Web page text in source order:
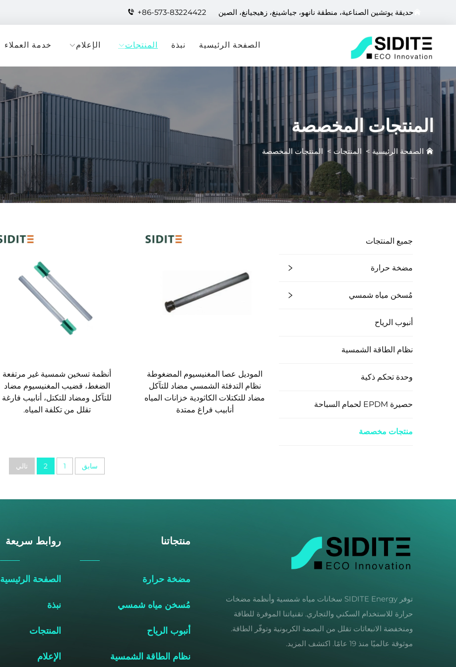
حديقة يوتشين الصناعية، منطقة نانهو، جياشينغ، زهيجيانغ، الصين +86-573-83224422
الصفحة الرئيسية نبذة المنتجات الإعلام خدمة العملاء
المنتجات المخصصة
الصفحة الرئيسية > المنتجات > المنتجات المخصصة
جميع المنتجات
مضخة حرارة
مُسخن مياه شمسي
أنبوب الرياح
نظام الطاقة الشمسية
وحدة تحكم ذكية
حصيرة EPDM لحمام السباحة
منتجات مخصصة
الموديل عصا المغنيسيوم المضغوطة
نظام التدفئة الشمسي مضاد للتآكل
مضاد للتكتلات الكاثودية خزانات المياه
أنابيب فراغ ممتدة
أنظمة تسخين شمسية غير مرتفعة
الضغط، قضيب المغنيسيوم مضاد
للتآكل ومضاد للتكتل، أنابيب فارغة
تقلل من تكلفة المياه.
سابق 1
2 تالي
توفر SIDITE Energy سخانات مياه شمسية وأنظمة مضخات
حرارة للاستخدام السكني والتجاري. تقنياتنا الموفرة للطاقة
ومنخفضة الانبعاثات تقلل من البصمة الكربونية وتوفّر الطاقة.
موثوقة عالميًا منذ 19 عامًا. اكتشف المزيد.
منتجاتنا
مضخة حرارة
مُسخن مياه شمسي
أنبوب الرياح
نظام الطاقة الشمسية
روابط سريعة
الصفحة الرئيسية
نبذة
المنتجات
الإعلام